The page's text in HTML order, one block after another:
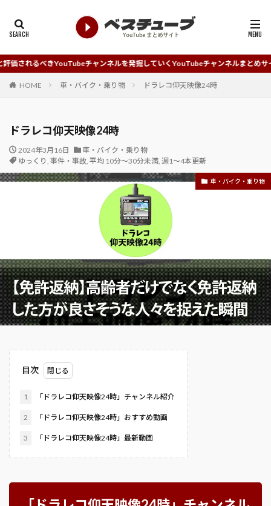
チャンネルを発掘していくYouTubeチャンネルまとめサイトです。
HOME 車・バイク・乗り物 ドラレコ仰天映像24時
ドラレコ仰天映像24時
2024年3月16日
車・バイク・乗り物
ゆっくり , 事件・事故, 平均 10分～30分未満, 週1～4本更新
車・バイク・乗り物
目次
1 「ドラレコ仰天映像24時」チャンネル紹介
2 「ドラレコ仰天映像24時」おすすめ動画
3 「ドラレコ仰天映像24時」最新動画